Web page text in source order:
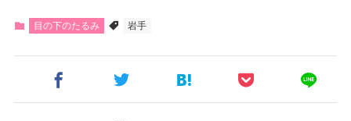
目の下のたるみ 岩手